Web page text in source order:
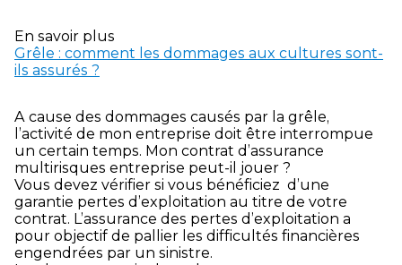
En savoir plus
Grêle : comment les dommages aux cultures sont-
ils assurés ?
A cause des dommages causés par la grêle,
l’activité de mon entreprise doit être interrompue
un certain temps. Mon contrat d’assurance
multirisques entreprise peut-il jouer ?
Vous devez vérifier si vous bénéficiez d’une
garantie pertes d’exploitation au titre de votre
contrat. L’assurance des pertes d’exploitation a
pour objectif de pallier les difficultés financières
engendrées par un sinistre.